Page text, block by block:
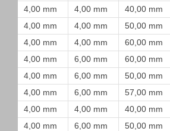
4,00 mm
4,00 mm 40,00 mm
4,00 mm
4,00 mm 50,00 mm
4,00 mm
4,00 mm 60,00 mm
4,00 mm
6,00 mm 60,00 mm
4,00 mm
6,00 mm 50,00 mm
4,00 mm
6,00 mm 57,00 mm
4,00 mm
4,00 mm 40,00 mm
4,00 mm
6,00 mm 50,00 mm